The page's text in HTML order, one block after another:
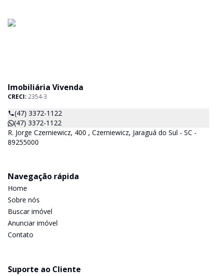
Imobiliária Vivenda
CRECI: 2354-3
(47) 3372-1122
(47) 3372-1122
R. Jorge Czerniewicz, 400 , Czerniewicz, Jaraguá do Sul - SC -
89255000
Navegação rápida
Home
Sobre nós
Buscar imóvel
Anunciar imóvel
Contato
Suporte ao Cliente